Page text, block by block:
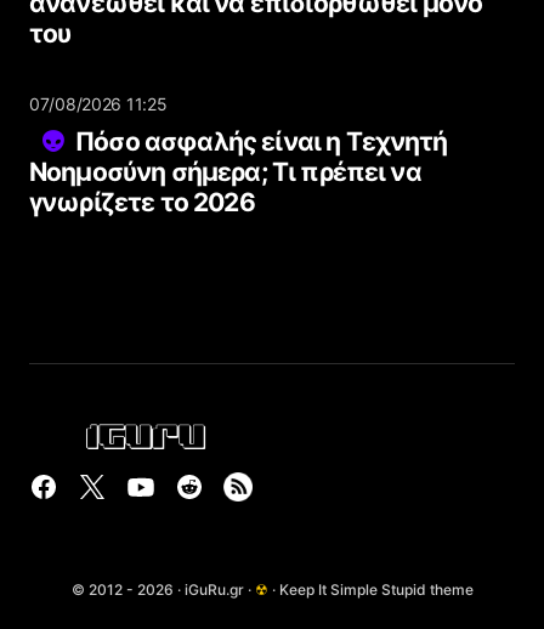
του
07/08/2026 11:25
Πόσο ασφαλής είναι η Τεχνητή
Νοημοσύνη σήμερα; Τι πρέπει να
γνωρίζετε το 2026
© 2012 - 2026 · iGuRu.gr · ☢ · Keep It Simple Stupid theme